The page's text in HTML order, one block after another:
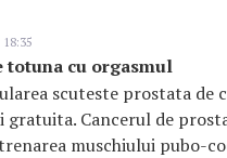
totuna cu orgasmul
scuteste prostata de
gratuita. Cancerul de
muschiului pubo-